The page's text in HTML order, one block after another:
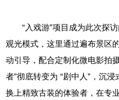
“入戏游”项目成为此次探
观光模式，这里通过遍布景区
动引导，配合定制化微电影拍
者”彻底转变为 “剧中人”，沉浸
换上精致古装的体验者，在专